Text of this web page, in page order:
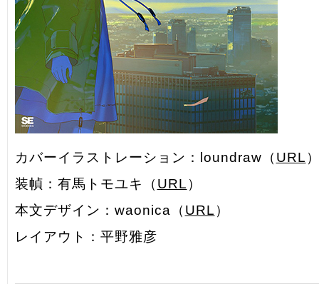
カバーイラストレーション：loundraw（ URL
装幀：有馬トモユキ（ URL ）
本文デザイン：waonica（ URL ）
レイアウト：平野雅彦